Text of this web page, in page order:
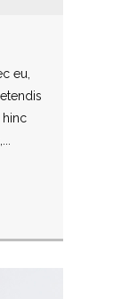
eu,
hinc